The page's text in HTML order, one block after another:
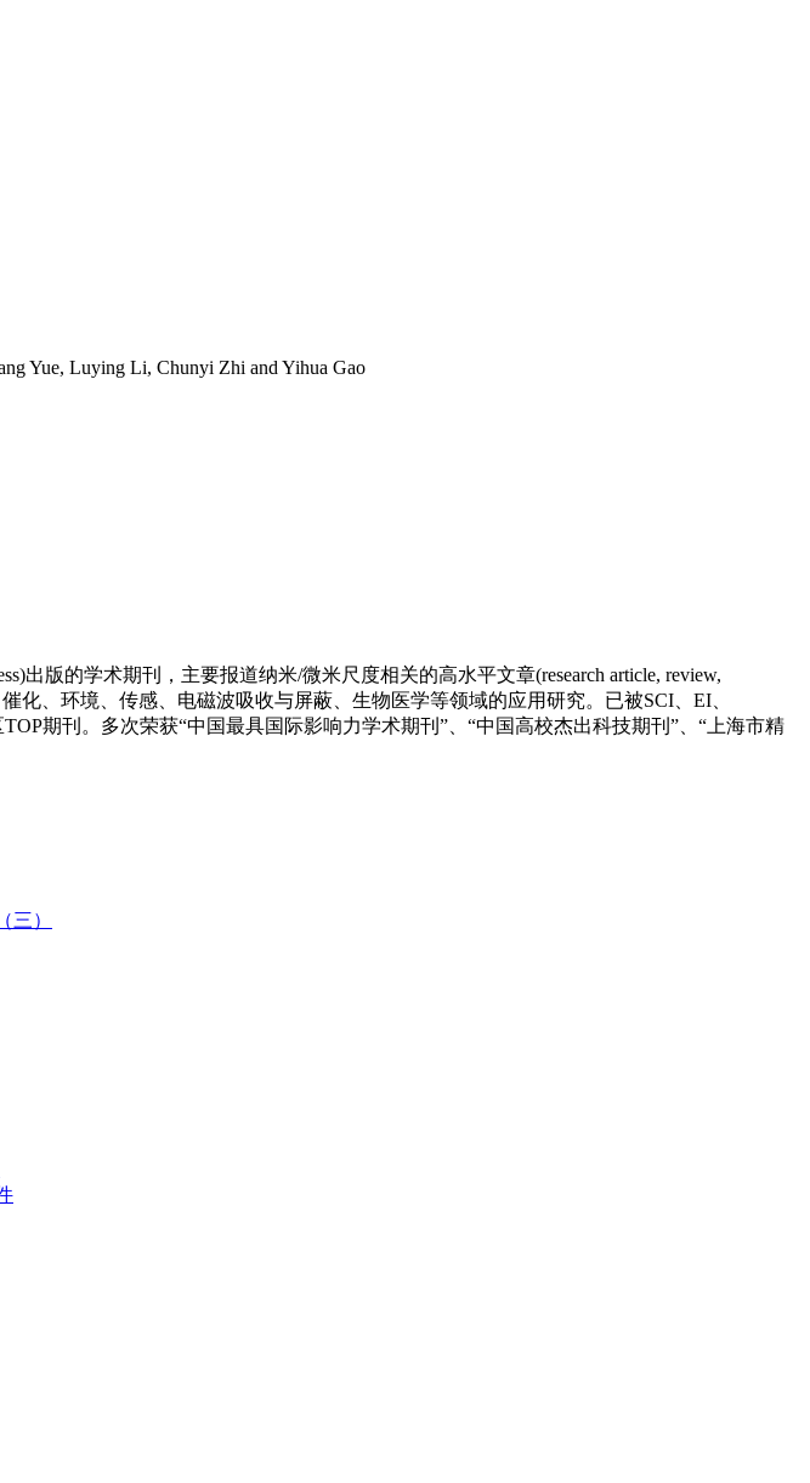
Yue, Luying Li, Chunyi Zhi and Yihua Gao
出版的学术期刊，主要报道纳米/微米尺度相关的高水平文章(research article, review,
化、环境、传感、电磁波吸收与屏蔽、生物医学等领域的应用研究。已被SCI、EI、
期刊。多次荣获“中国最具国际影响力学术期刊”、“中国高校杰出科技期刊”、“上海市精
三）